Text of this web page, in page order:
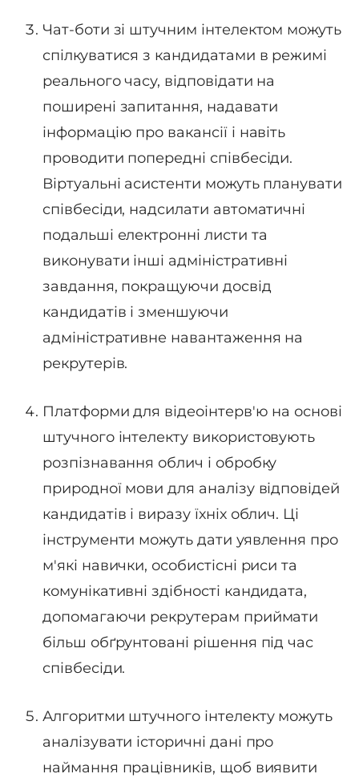
Чат-боти зі штучним інтелектом можуть
спілкуватися з кандидатами в режимі
реального часу, відповідати на
поширені запитання, надавати
інформацію про вакансії і навіть
проводити попередні співбесіди.
Віртуальні асистенти можуть планувати
співбесіди, надсилати автоматичні
подальші електронні листи та
виконувати інші адміністративні
завдання, покращуючи досвід
кандидатів і зменшуючи
адміністративне навантаження на
рекрутерів.
Платформи для відеоінтерв'ю на основі
штучного інтелекту використовують
розпізнавання облич і обробку
природної мови для аналізу відповідей
кандидатів і виразу їхніх облич. Ці
інструменти можуть дати уявлення про
м'які навички, особистісні риси та
комунікативні здібності кандидата,
допомагаючи рекрутерам приймати
більш обґрунтовані рішення під час
співбесіди.
Алгоритми штучного інтелекту можуть
аналізувати історичні дані про
наймання працівників, щоб виявити